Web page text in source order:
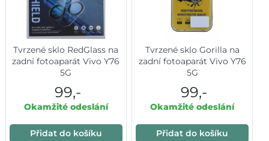
Tvrzené sklo RedGlass na
zadní fotoaparát Vivo Y76
5G
99,-
Okamžité odeslání
Přidat do košíku
Tvrzené sklo Gorilla na
zadní fotoaparát Vivo Y76
5G
99,-
Okamžité odeslání
Přidat do košíku